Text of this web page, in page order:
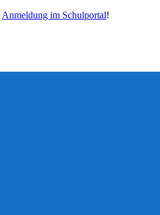
Anmeldung im Schulportal!